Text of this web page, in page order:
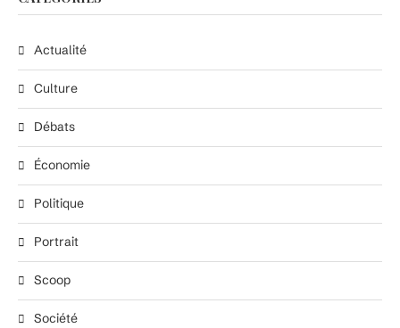
Actualité
Culture
Débats
Économie
Politique
Portrait
Scoop
Société